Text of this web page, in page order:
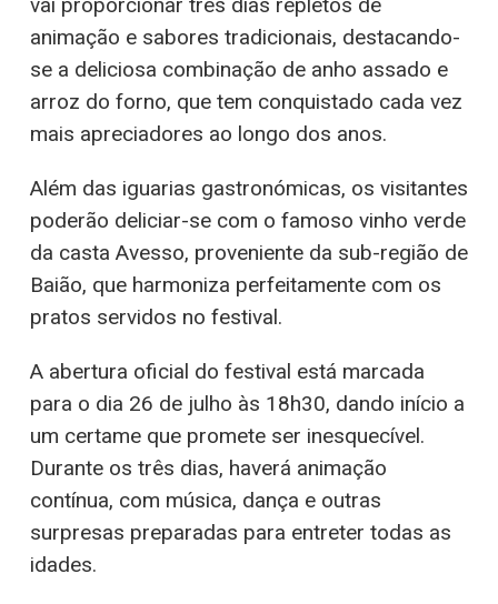
animação e sabores tradicionais, destacando-
se a deliciosa combinação de anho assado e
arroz do forno, que tem conquistado cada vez
mais apreciadores ao longo dos anos.
Além das iguarias gastronómicas, os visitantes
poderão deliciar-se com o famoso vinho verde
da casta Avesso, proveniente da sub-região de
Baião, que harmoniza perfeitamente com os
pratos servidos no festival.
A abertura oficial do festival está marcada
para o dia 26 de julho às 18h30, dando início a
um certame que promete ser inesquecível.
Durante os três dias, haverá animação
contínua, com música, dança e outras
surpresas preparadas para entreter todas as
idades.